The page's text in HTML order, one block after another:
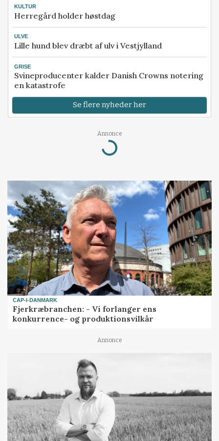
KULTUR
Herregård holder høstdag
ULVE
Lille hund blev dræbt af ulv i Vestjylland
GRISE
Svineproducenter kalder Danish Crowns notering
en katastrofe
Se flere nyheder her
Annonce
Loading...
CAP-I-DANMARK
Fjerkræbranchen: - Vi forlanger ens
konkurrence- og produktionsvilkår
Annonce